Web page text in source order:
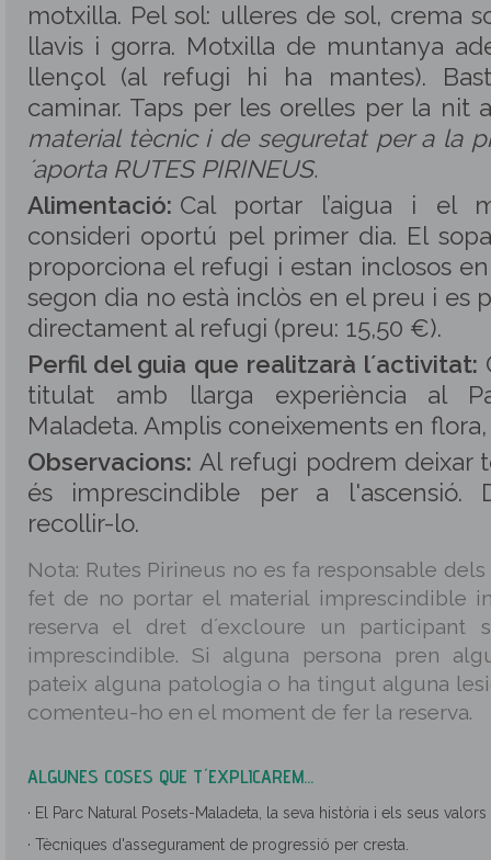
motxilla. Pel sol: ulleres de sol, crema
llavis i gorra. Motxilla de muntanya
llençol (al refugi hi ha mantes).
caminar. Taps per les orelles per la nit
material tècnic i de seguretat per a la
´aporta RUTES PIRINEUS.
Alimentació: Cal portar l’aigua i el
consideri oportú pel primer dia. El
proporciona el refugi i estan inclosos
segon dia no està inclòs en el preu i es
directament al refugi (preu: 15,50 €).
Perfil del guia que realitzarà l´activitat:
titulat amb llarga experiència al
Maladeta. Amplis coneixements en
Observacions: Al refugi podrem deixar
és imprescindible per a l'ascensió.
recollir-lo.
Nota: Rutes Pirineus no es fa responsable
fet de no portar el material imprescindible
reserva el dret d´excloure un
imprescindible. Si alguna persona pren
pateix alguna patologia o ha tingut alguna
comenteu-ho en el moment de fer la reserva.
ALGUNES COSES QUE T´EXPLICAREM...
· El Parc Natural Posets-Maladeta, la seva història i els seus valors
· Tècniques d'assegurament de progressió per cresta.